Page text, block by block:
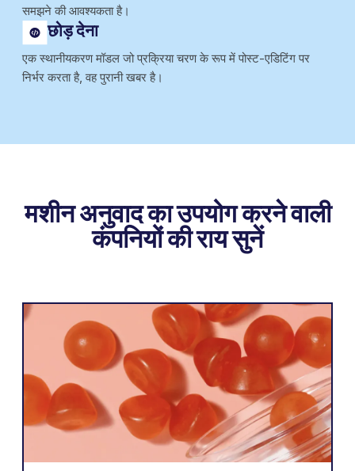
समझने की आवश्यकता है।
छोड़ देना
एक स्थानीयकरण मॉडल जो प्रक्रिया चरण के रूप में पोस्ट-एडिटिंग पर
निर्भर करता है, वह पुरानी खबर है।
मशीन अनुवाद काउपयोग करने वाली
कंपनियों की राय सुनें